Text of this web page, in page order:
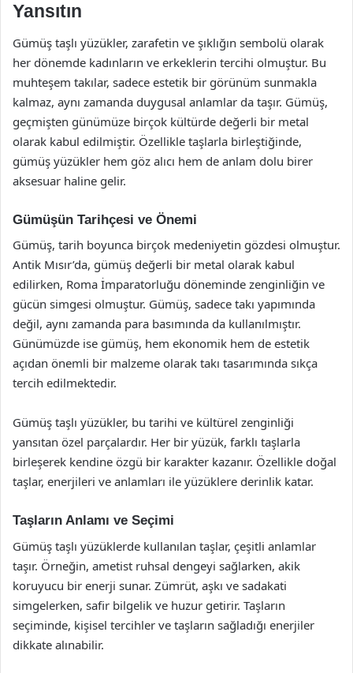
Yansıtın
Gümüş taşlı yüzükler, zarafetin ve şıklığın sembolü olarak
her dönemde kadınların ve erkeklerin tercihi olmuştur. Bu
muhteşem takılar, sadece estetik bir görünüm sunmakla
kalmaz, aynı zamanda duygusal anlamlar da taşır. Gümüş,
geçmişten günümüze birçok kültürde değerli bir metal
olarak kabul edilmiştir. Özellikle taşlarla birleştiğinde,
gümüş yüzükler hem göz alıcı hem de anlam dolu birer
aksesuar haline gelir.
Gümüşün Tarihçesi ve Önemi
Gümüş, tarih boyunca birçok medeniyetin gözdesi olmuştur.
Antik Mısır’da, gümüş değerli bir metal olarak kabul
edilirken, Roma İmparatorluğu döneminde zenginliğin ve
gücün simgesi olmuştur. Gümüş, sadece takı yapımında
değil, aynı zamanda para basımında da kullanılmıştır.
Günümüzde ise gümüş, hem ekonomik hem de estetik
açıdan önemli bir malzeme olarak takı tasarımında sıkça
tercih edilmektedir.
Gümüş taşlı yüzükler, bu tarihi ve kültürel zenginliği
yansıtan özel parçalardır. Her bir yüzük, farklı taşlarla
birleşerek kendine özgü bir karakter kazanır. Özellikle doğal
taşlar, enerjileri ve anlamları ile yüzüklere derinlik katar.
Taşların Anlamı ve Seçimi
Gümüş taşlı yüzüklerde kullanılan taşlar, çeşitli anlamlar
taşır. Örneğin, ametist ruhsal dengeyi sağlarken, akik
koruyucu bir enerji sunar. Zümrüt, aşkı ve sadakati
simgelerken, safir bilgelik ve huzur getirir. Taşların
seçiminde, kişisel tercihler ve taşların sağladığı enerjiler
dikkate alınabilir.